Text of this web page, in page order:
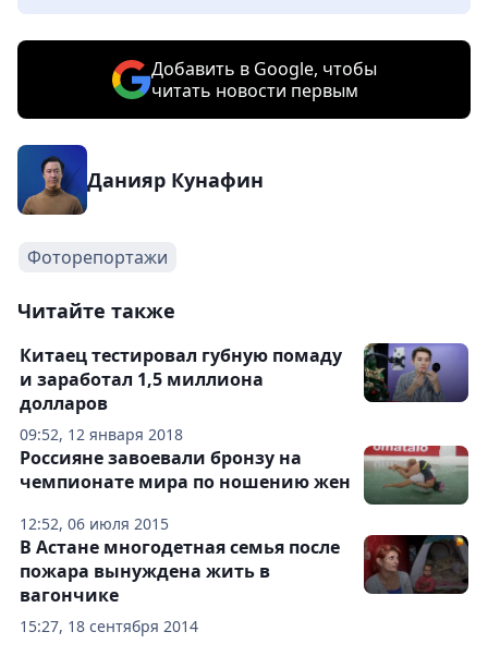
Добавить в Google, чтобы
читать новости первым
Данияр Кунафин
Фоторепортажи
Читайте также
09:52, 12 января 2018
Китаец тестировал губную помаду
и заработал 1,5 миллиона
долларов
12:52, 06 июля 2015
Россияне завоевали бронзу на
чемпионате мира по ношению жен
15:27, 18 сентября 2014
В Астане многодетная семья после
пожара вынуждена жить в
вагончике